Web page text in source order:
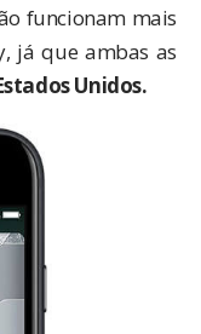
funcionam mais
já que ambas as
Unidos.